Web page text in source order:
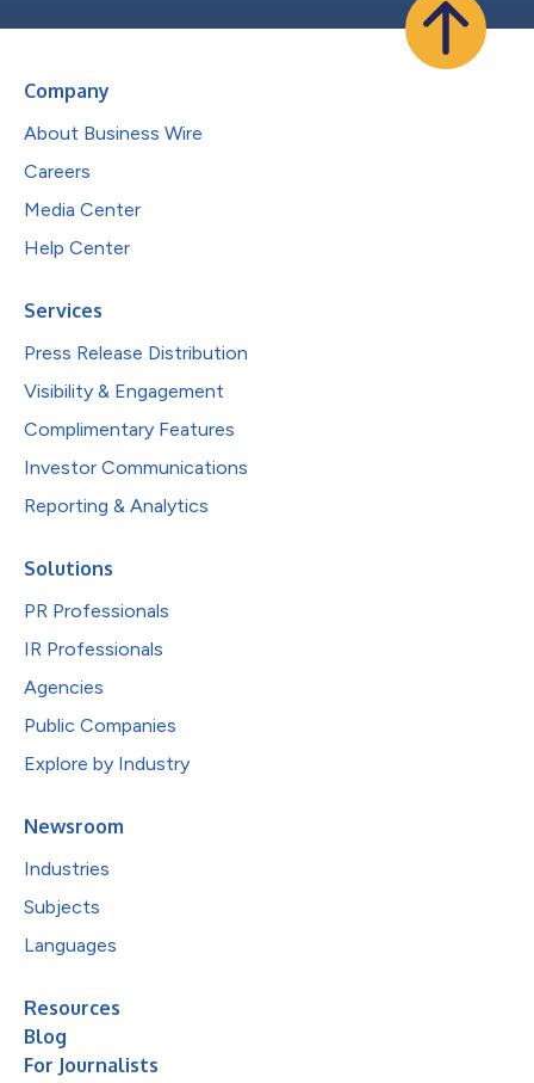
Company
About Business Wire
Careers
Media Center
Help Center
Services
Press Release Distribution
Visibility & Engagement
Complimentary Features
Investor Communications
Reporting & Analytics
Solutions
PR Professionals
IR Professionals
Agencies
Public Companies
Explore by Industry
Newsroom
Industries
Subjects
Languages
Resources
Blog
For Journalists